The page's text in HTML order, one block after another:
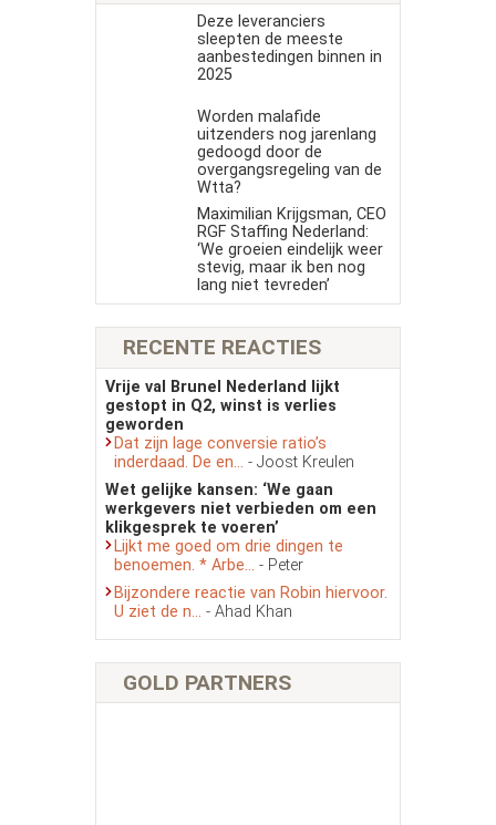
Deze leveranciers
sleepten de meeste
aanbestedingen binnen in
2025
Worden malafide
uitzenders nog jarenlang
gedoogd door de
overgangsregeling van de
Wtta?
Maximilian Krijgsman, CEO
RGF Staffing Nederland:
‘We groeien eindelijk weer
stevig, maar ik ben nog
lang niet tevreden’
RECENTE REACTIES
Vrije val Brunel Nederland lijkt
gestopt in Q2, winst is verlies
geworden
Dat zijn lage conversie ratio’s
inderdaad. De en... - Joost Kreulen
Wet gelijke kansen: ‘We gaan
werkgevers niet verbieden om een
klikgesprek te voeren’
Lijkt me goed om drie dingen te
benoemen. * Arbe... - Peter
Bijzondere reactie van Robin hiervoor.
U ziet de n... - Ahad Khan
GOLD PARTNERS